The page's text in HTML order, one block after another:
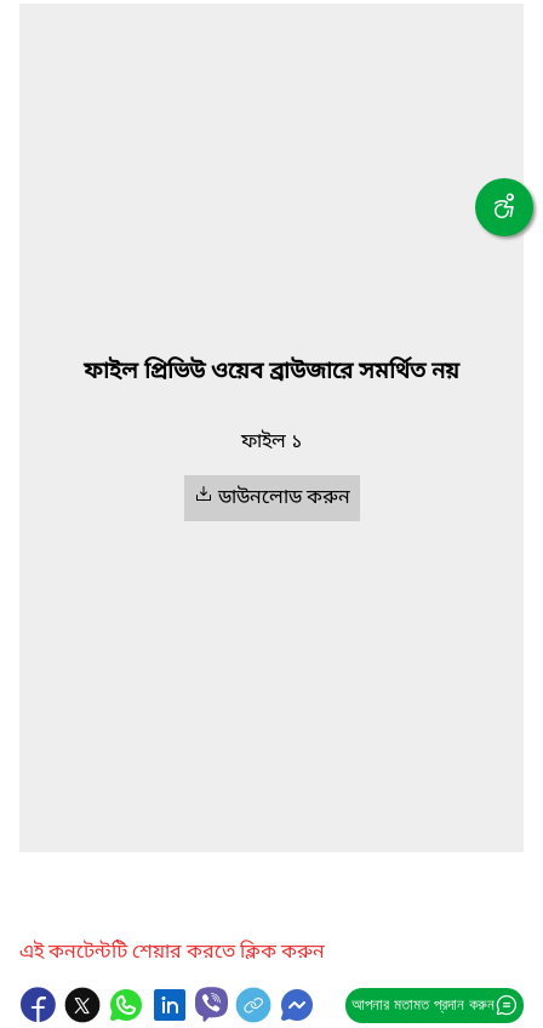
ফাইল প্রিভিউ ওয়েব ব্রাউজারে সমর্থিত নয়
ফাইল ১
ডাউনলোড করুন
এই কনটেন্টটি শেয়ার করতে ক্লিক করুন
আপনার মতামত প্রদান করুন